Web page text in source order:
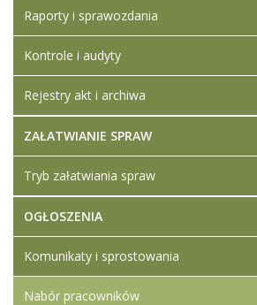
Usunięte
załączniki
Ogłoszenie o
naborze na
wolne
stanowisko
pracy -
Dodane
załączniki
Kwestionariusz
osobowy
2023
Raporty i sprawozdania
Kontrole i audyty
Rejestry akt i archiwa
ZAŁATWIANIE SPRAW
Tryb załatwiania spraw
OGŁOSZENIA
Komunikaty i sprostowania
Nabór pracowników